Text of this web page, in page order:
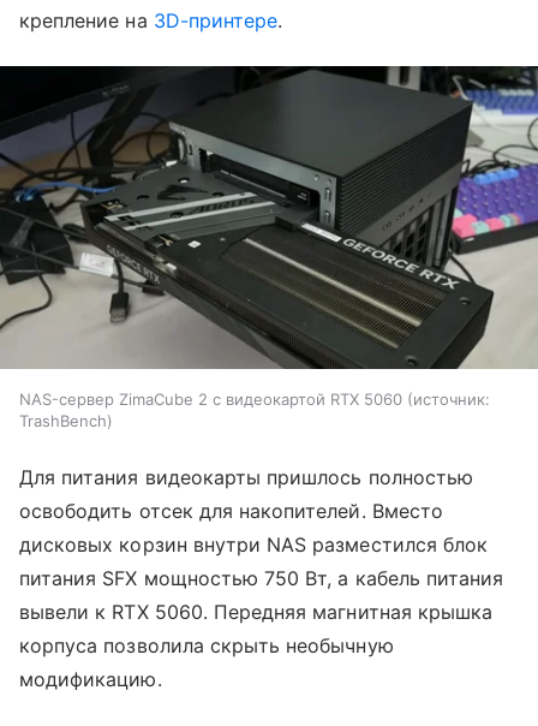
крепление на 3D-принтере.
NAS-сервер ZimaCube 2 с видеокартой RTX 5060
источник:
TrashBench
Для питания видеокарты пришлось полностью
освободить отсек для накопителей. Вместо
дисковых корзин внутри NAS разместился блок
питания SFX мощностью 750 Вт, а кабель питания
вывели к RTX 5060. Передняя магнитная крышка
корпуса позволила скрыть необычную
модификацию.